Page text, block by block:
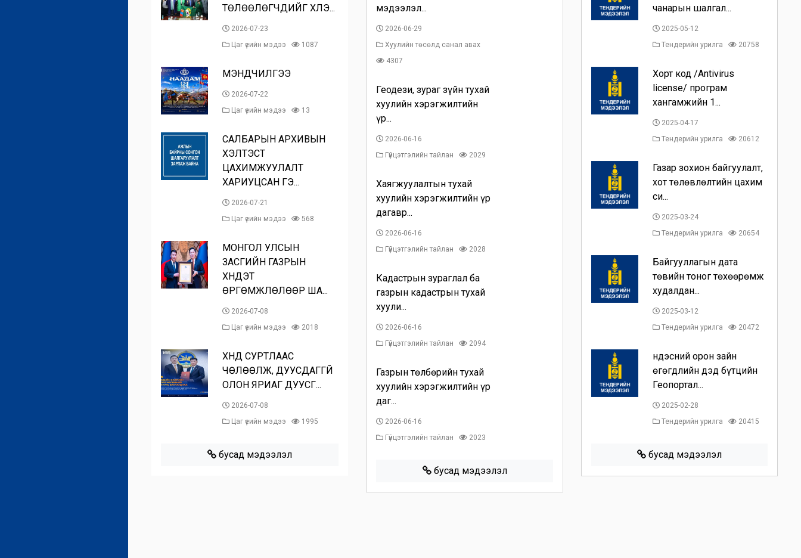
ТӨЛӨӨЛӨГЧДИЙГ ХҮЛЭ...
2026-07-23
Цаг үеийн мэдээ
1087
МЭНДЧИЛГЭЭ
2026-07-22
Цаг үеийн мэдээ
13
САЛБАРЫН АРХИВЫН
ХЭЛТЭСТ
ЦАХИМЖУУЛАЛТ
ХАРИУЦСАН ГЭ...
2026-07-21
Цаг үеийн мэдээ
568
МОНГОЛ УЛСЫН
ЗАСГИЙН ГАЗРЫН
ХҮНДЭТ
ӨРГӨМЖЛӨЛӨӨР ША...
2026-07-08
Цаг үеийн мэдээ
2018
ХҮНД СУРТЛААС
ЧӨЛӨӨЛЖ, ДУУСДАГГҮЙ
ОЛОН ЯРИАГ ДУУСГ...
2026-07-08
Цаг үеийн мэдээ
1995
бусад мэдээлэл
мэдээлэл...
2026-06-29
Хуулийн төсөлд санал авах
4307
Геодези, зураг зүйн тухай
хуулийн хэрэгжилтийн
үр...
2026-06-16
Гүйцэтгэлийн тайлан
2029
Хаягжуулалтын тухай
хуулийн хэрэгжилтийн үр
дагавр...
2026-06-16
Гүйцэтгэлийн тайлан
2028
Кадастрын зураглал ба
газрын кадастрын тухай
хуули...
2026-06-16
Гүйцэтгэлийн тайлан
2094
Газрын төлбөрийн тухай
хуулийн хэрэгжилтийн үр
даг...
2026-06-16
Гүйцэтгэлийн тайлан
2023
бусад мэдээлэл
чанарын шалгал...
2025-05-12
Тендерийн урилга
20758
Хорт код /Antivirus
license/ програм
хангамжийн 1...
2025-04-17
Тендерийн урилга
20612
Газар зохион байгуулалт,
хот төлөвлөлтийн цахим
си...
2025-03-24
Тендерийн урилга
20654
Байгууллагын дата
төвийн тоног төхөөрөмж
худалдан...
2025-03-12
Тендерийн урилга
20472
Үндэсний орон зайн
өгөгдлийн дэд бүтцийн
Геопортал...
2025-02-28
Тендерийн урилга
20415
бусад мэдээлэл